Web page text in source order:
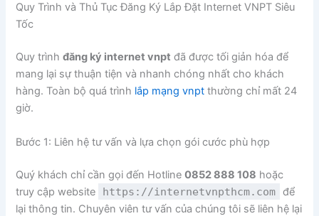
Quy Trình và Thủ Tục Đăng Ký Lắp Đặt Internet VNPT Siêu
Tốc
Quy trìnhđăng ký internet vnpt đã được tối giản hóa để
mang lại sự thuận tiện và nhanh chóng nhất cho khách
hàng. Toàn bộ quá trình lắp mạng vnpt thường chỉ mất 24
giờ.
Bước 1: Liên hệ tư vấn và lựa chọn gói cước phù hợp
Quý khách chỉ cần gọi đến Hotline0852 888 108 hoặc
truy cập website
https://internetvnpthcm.com để
lại thông tin. Chuyên viên tư vấn của chúng tôi sẽ liên hệ lại